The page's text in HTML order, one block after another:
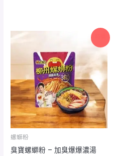
螺螄粉
臭寶螺螄粉 – 加臭爆爆濃湯
價
格：
NT$1,430。
價
格：
NT$1,230。